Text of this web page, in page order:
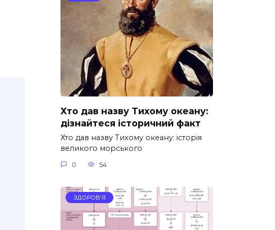
Хто дав назву Тихому океану:
дізнайтеся історичний факт
Хто дав назву Тихому океану: історія
великого морського
0 54
ЗДОРОВ'Я